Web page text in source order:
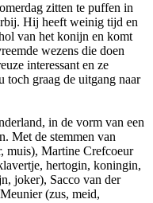
zitten te puffen in
Hij heeft weinig tijd en
van het konijn en komt
wezens die doen
interessant en ze
toch graag de uitgang naar
in de vorm van een
Met de stemmen van
muis), Martine Crefcoeur
hertogin, koningin,
joker), Sacco van der
(zus, meid,